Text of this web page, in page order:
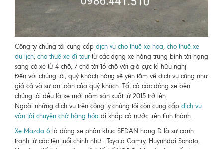
Công ty chúng tôi cung cấp dịch vụ cho thuê xe hoa, cho thuê xe
du lịch, cho thuê xe đi tour từ các dọng xe hàng trung bình tới hạng
sang có xe từ 4 chỗ, 7 chỗ tới 16 chỗ với giá cực kì hữu nghị.
Đến với chúng tôi, quý khách hàng sẽ yên tầm về dịch vụ cũng như
giá cả và sự an toàn của quý khách. Tất cả các dòng xe bên
chúng tôi đều là xe mới năm sản xuất từ 2015 trở lên.
Ngoài những dịch vụ trên công ty chúng tôi còn cung cấp dịch vụ
vận tải chuyên chở hàng hóa đi khắp cả nước trên tỉnh thành.
Xe Mazda 6 là dòng xe phân khúc SEDAN hạng D là sự cạnh
tranh từ các tên tuổi chính như : Toyata Camry, Huynhdai Sonata,